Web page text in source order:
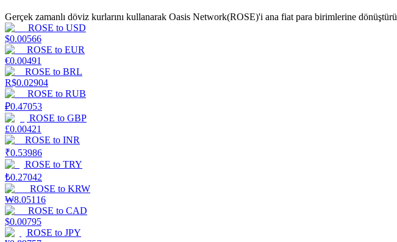
Vadeli İşlemler Başlangıç Kılavuzu
Ticaret stratejileri
Nasıl kârlı kalabileceğinizi öğrenin
Gerçek zamanlı döviz kurlarını kullanarak Oasis Network(ROSE)'i ana fiat para birimlerine
ROSE to USD
$0.00566
ROSE to EUR
€0.00491
ROSE to BRL
R$0.02904
ROSE to RUB
₽0.47053
ROSE to GBP
£0.00421
ROSE to INR
₹0.53986
ROSE to TRY
₺0.27042
ROSE to KRW
₩8.05116
ROSE to CAD
$0.00795
ROSE to JPY